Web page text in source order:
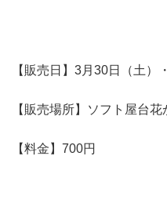
【販売日】3月30日（土）
【販売場所】ソフト屋台花
【料金】700円